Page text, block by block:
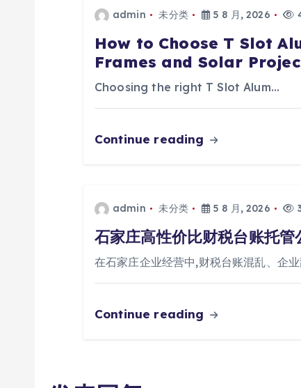
admin 未分类 5 8 月, 2026
How to Choose T Slot
Frames and Solar
Choosing the right T Slot Alum…
Continue reading
admin 未分类 5 8 月, 2026
石家庄高性价比财税台账托
在石家庄企业经营中,财税台账混乱、企
Continue reading